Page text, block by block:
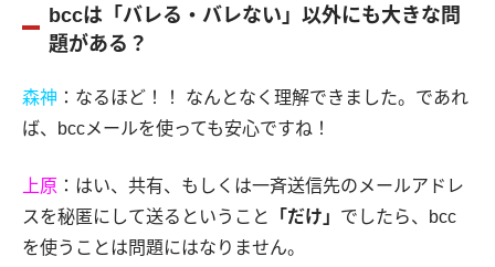
bccは「バレる・バレない」以外にも大きな問
題がある？
森神 ：なるほど！！ なんとなく理解できました。であれ
ば、bccメールを使っても安心ですね！
上原 ：はい、共有、もしくは一斉送信先のメールアドレ
スを秘匿にして送るということ
「だけ」 でしたら、bcc
を使うことは問題にはなりません。